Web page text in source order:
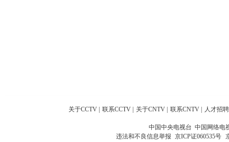
关于CCTV 联系CCTV 关于CNTV 联系CNTV 人才招聘
中国中央电视台 中国网络电
违法和不良信息举报 京ICP证060535号